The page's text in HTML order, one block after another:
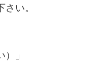
い。
」